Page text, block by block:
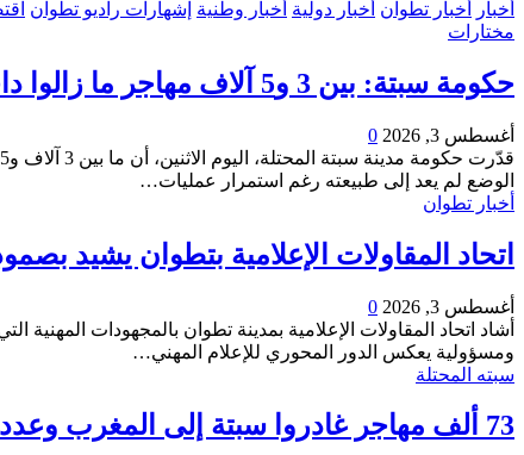
أخبار أخبار تطوان أخبار دولية أخبار وطنية إشهارات راديو تطوان
مختارات
حكومة سبتة: بين 3 و5 آلاف مهاجر ما زالوا داخل المدينة و862 قاصراً تحت الرعاية
أغسطس 3, 2026
0
الوضع لم يعد إلى طبيعته رغم استمرار عمليات…
أخبار تطوان
اتحاد المقاولات الإعلامية بتطوان يشيد
أغسطس 3, 2026
0
أشاد اتحاد المقاولات الإعلامية بمدينة تطوان بالمجهودات المهنية
ومسؤولية يعكس الدور المحوري للإعلام المهني…
سبته المحتلة
73 ألف مهاجر غادروا سبتة إلى المغرب وعدد القتلى يرتفع لـ71